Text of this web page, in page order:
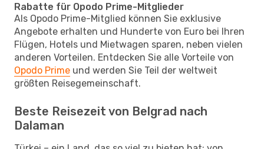
Rabatte für Opodo Prime-Mitglieder
Als Opodo Prime-Mitglied können Sie exklusive
Angebote erhalten und Hunderte von Euro bei Ihren
Flügen, Hotels und Mietwagen sparen, neben vielen
anderen Vorteilen. Entdecken Sie alle Vorteile von
Opodo Prime und werden Sie Teil der weltweit
größten Reisegemeinschaft.
Beste Reisezeit von Belgrad nach
Dalaman